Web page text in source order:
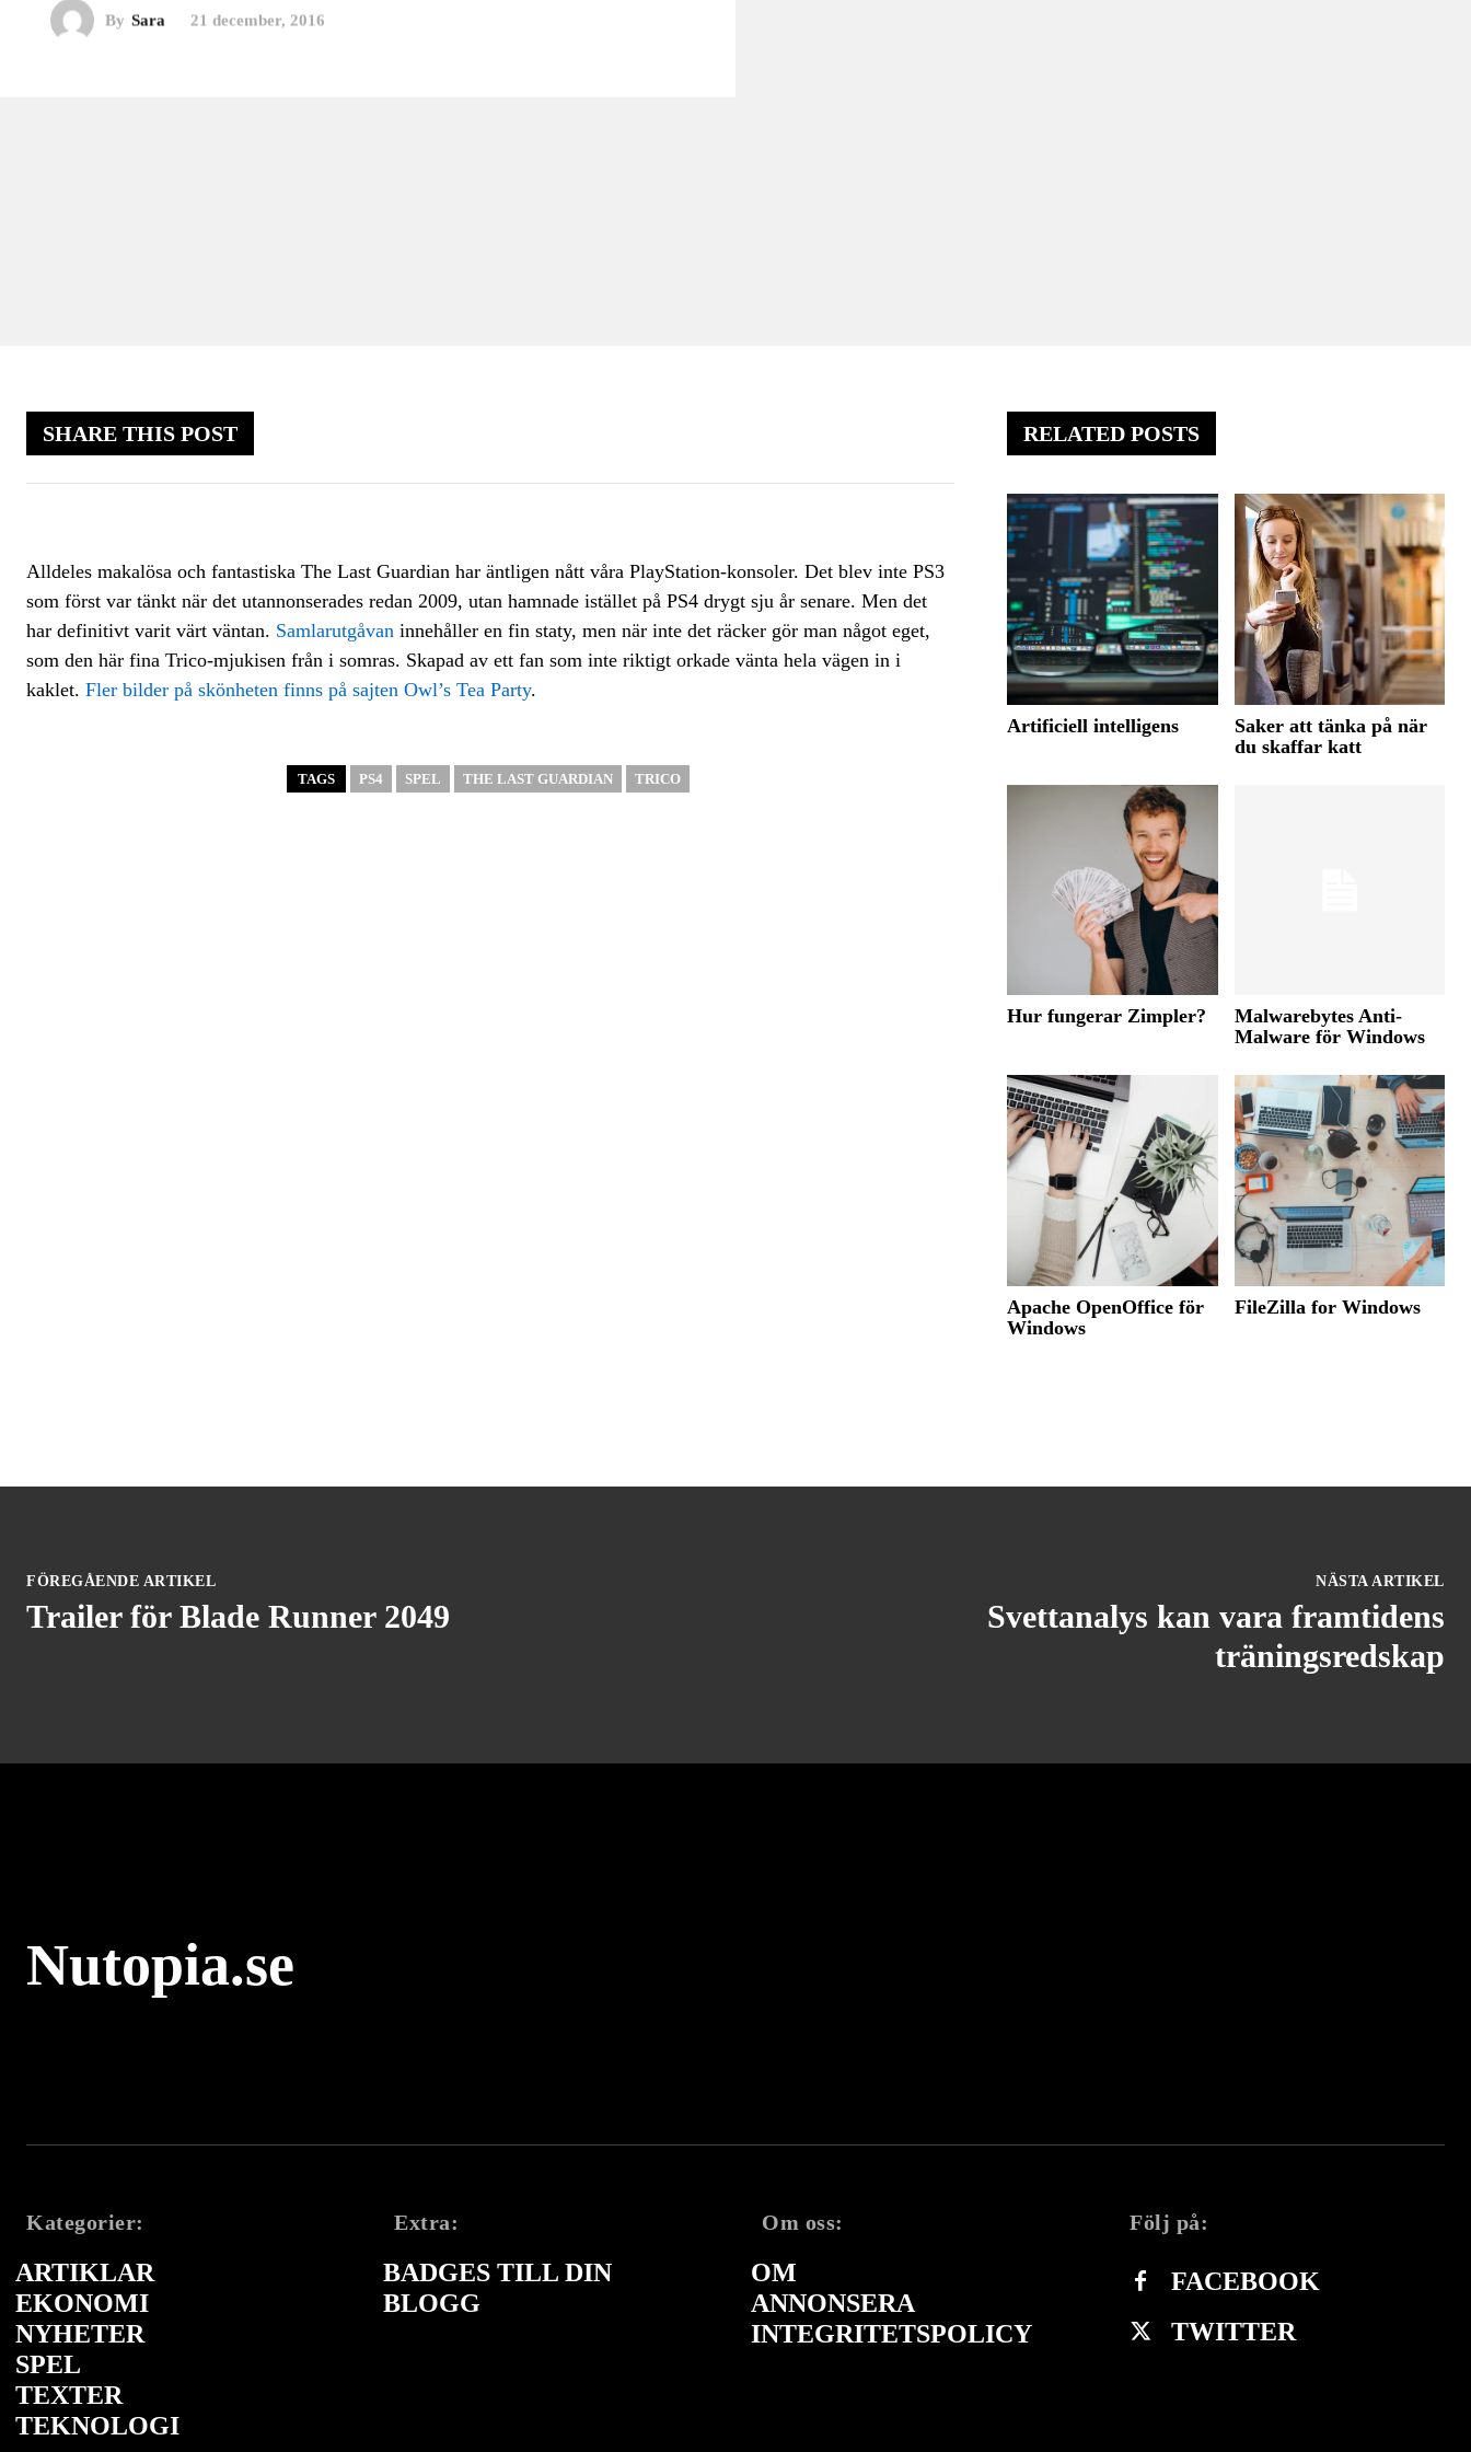
By Sara 21 december, 2016
SHARE THIS POST
Alldeles makalösa och fantastiska The Last Guardian har äntligen nått våra PlayStation-konsoler. Det blev inte PS3
som först var tänkt när det utannonserades redan 2009, utan hamnade istället på PS4 drygt sju år senare. Men det
har definitivt varit värt väntan. Samlarutgåvan innehåller en fin staty, men när inte det räcker gör man något eget,
som den här fina Trico-mjukisen från i somras. Skapad av ett fan som inte riktigt orkade vänta hela vägen in i
kaklet. Fler bilder på skönheten finns på sajten Owl’s Tea Party.
TAGS PS4 SPEL THE LAST GUARDIAN TRICO
RELATED POSTS
Artificiell intelligens
Saker att tänka på när
du skaffar katt
Hur fungerar Zimpler?
Malwarebytes Anti-
Malware för Windows
Apache OpenOffice för
Windows
FileZilla for Windows
FÖREGÅENDE ARTIKEL
Trailer för Blade Runner 2049
NÄSTA ARTIKEL
Svettanalys kan vara framtidens
träningsredskap
Nutopia.se
Kategorier:
ARTIKLAR
EKONOMI
NYHETER
SPEL
TEXTER
TEKNOLOGI
Extra:
BADGES TILL DIN
BLOGG
Om oss:
OM
ANNONSERA
INTEGRITETSPOLICY
Följ på:
FACEBOOK
TWITTER